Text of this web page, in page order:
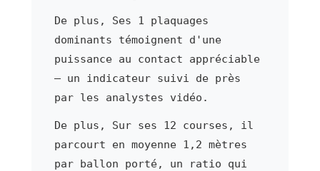
De plus, Ses 1 plaquages
dominants témoignent d'une
puissance au contact appréciable
— un indicateur suivi de près
par les analystes vidéo.
De plus, Sur ses 12 courses, il
parcourt en moyenne 1,2 mètres
par ballon porté, un ratio qui